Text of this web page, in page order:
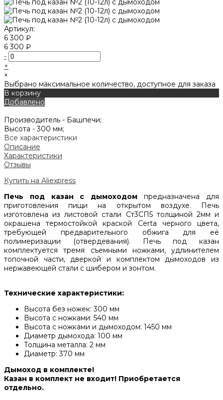
Артикул:
6 300 ₽
6 300 ₽
-
+
×
Выбрано максимальное количество, доступное для заказа
В корзину
Добавлено
Производитель - Башпечи;
Высота -300 мм;
Все характеристики
Описание
Характеристики
Отзывы
Купить на Aliexpress
Печь под казан с дымоходом предназначена для
приготовления пищи на открытом воздухе. Печь
изготовлена из листовой стали Ст3СП5 толщиной 2мм и
окрашена термостойкой краской Certa черного цвета,
требующей предварительного обжига для её
полимеризации (отвердевания). Печь под казан
комплектуется тремя съемными ножками, удлинителем
топочной части, дверкой и комплектом дымоходов из
нержавеющей стали с шибером и зонтом.
Технические характеристики:
Высота без ножек: 300 мм
Высота с ножками: 540 мм
Высота с ножками и дымоходом: 1450 мм
Диаметр дымохода: 100 мм
Толщина металла: 2 мм
Диаметр: 370 мм
Дымоход в комплекте!
Казан в комплект не входит! Приобретается
отдельно.